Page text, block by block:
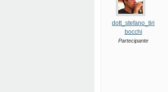
dott_stefano_tiri
bocchi
Partecipante